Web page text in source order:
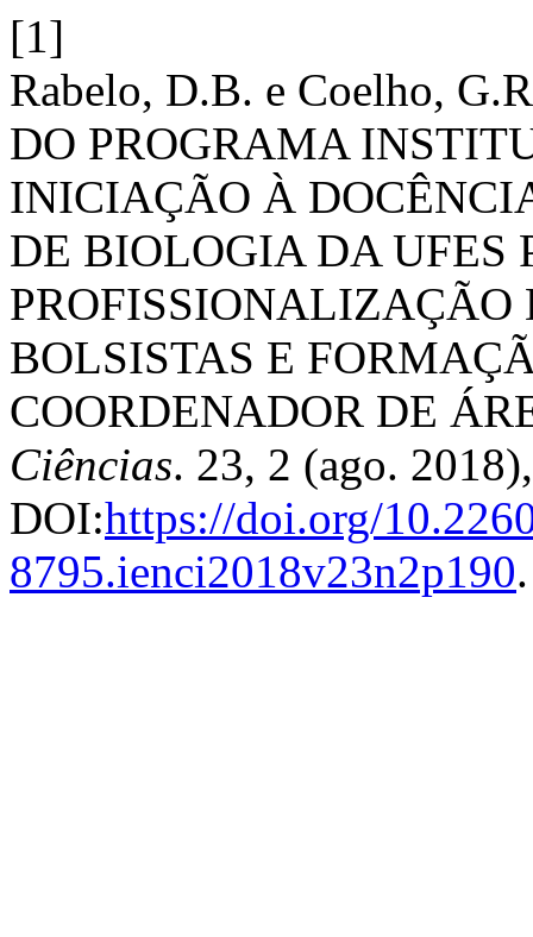
[1]
Rabelo, D.B. e Coelho,
DO PROGRAMA
INICIAÇÃO À
DE BIOLOGIA DA UFES
PROFISSIONALIZAÇÃO
BOLSISTAS E
COORDENADOR DE
Ciências. 23, 2 (ago.
DOI:https://doi.org/
8795.ienci2018v23n2p190.